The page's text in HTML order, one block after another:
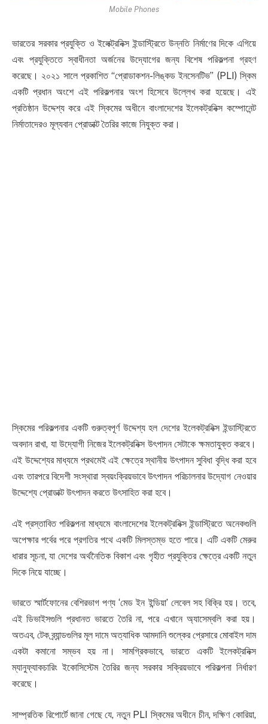
Mobile Phones
ভারতের সরকার প্রযুক্তি ও ইলেক্ট্রনিক্স ইন্ডাস্ট্রিতে উন্নতি নির্মাণের দিকে এগিয়ে
এবং প্রযুক্তিতে স্বাধীনতা অর্জনের উদ্যোগের জন্য বিশেষ পরিকল্পনা গ্রহণ
করেছে। ২০২১ সালে প্রকাশিত “প্রোডাকশন-লিঙ্কড ইনসেনটিভ” (PLI) স্কিম
একটি প্রধান অংশে এই পরিকল্পনার অংশ হিসেবে উল্লেখ করা হয়েছে। এই
প্রতিষ্ঠান উদ্দেশ্য করে এই স্কিমের অধীনে বাংলাদেশের ইলেকট্রনিক্স কম্পোনেন্ট
নির্মাতাদেরও মূল্যবান প্রোডাক্ট তৈরির কাজে নিযুক্ত করা।
স্কিমের পরিকল্পনার একটি গুরুত্বপূর্ণ উদ্দেশ্য হল দেশের ইলেকট্রনিক্স ইন্ডাস্ট্রিতে
অবদান রাখা, যা উদ্যোগী নিজের ইলেকট্রনিক্স উৎপাদন সেটাকে ক্ষমতাযুক্ত করবে।
এই উদ্দেশ্যের মাধ্যমে প্রথমেই এই ক্ষেত্রে স্থানীয় উৎপাদন সুবিধা বৃদ্ধি করা হবে
এবং তারপরে বিদেশী সংস্থারা স্বয়ংক্রিয়ভাবে উৎপাদন পরিচালনার উদ্যোগ নেওয়ার
উদ্দেশ্যে প্রোডাক্ট উৎপাদন করতে উৎসাহিত করা হবে।
এই প্রস্তাবিত পরিকল্পনা মাধ্যমে বাংলাদেশের ইলেকট্রনিক্স ইন্ডাস্ট্রিতে অনেকগুলি
অপেক্ষার পর্বের পরে প্রগতির পথে একটি মিলস্তম্ভ হতে পারে। এটি একটি মেরুর
ধারার সূচনা, যা দেশের অর্থনৈতিক বিকাশ এবং গৃহীত প্রযুক্তির ক্ষেত্রে একটি নতুন
দিকে নিয়ে যাচ্ছে।
ভারতে স্মার্টফোনের বেশিরভাগ পণ্য ‘মেড ইন ইন্ডিয়া’ লেবেল সহ বিক্রি হয়। তবে,
এই ডিভাইসগুলি প্রধানত ভারতে তৈরি না, পরে এখানে অ্যাসেম্বলি করা হয়।
অতএব, টেক ব্র্যান্ডগুলির মূল দামে অত্যাধিক আমদানি শুল্কের প্রেসারে মোবাইল দাম
একটা কমানো সম্ভব হয় না। সামগ্রিকভাবে, ভারতে একটি ইলেকট্রনিক্স
ম্যানুফ্যাকচারিং ইকোসিস্টেম তৈরির জন্য সরকার সক্রিয়ভাবে পরিকল্পনা নির্ধারণ
করেছে।
সাম্প্রতিক রিপোর্টে জানা গেছে যে, নতুন PLI স্কিমের অধীনে চীন, দক্ষিণ কোরিয়া,